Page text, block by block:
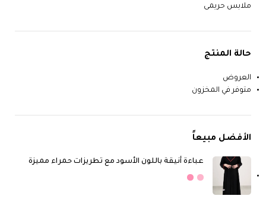
ملابس حريمى
حالة المنتج
العروض
متوفر في المخزون
الأفضل مبيعاً
عباءة أنيقة باللون الأسود مع تطريزات حمراء مميزة